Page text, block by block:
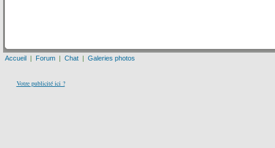
Accueil | Forum | Chat | Galeries photos
Votre publicité ici ?